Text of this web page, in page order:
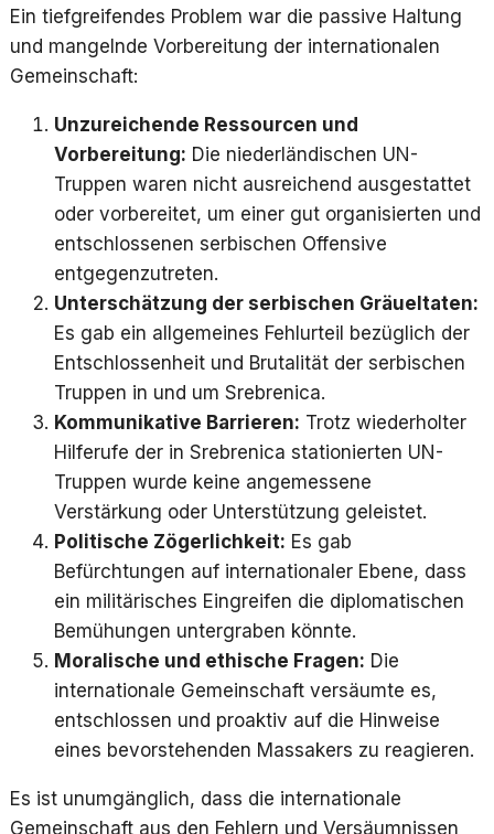
Ein tiefgreifendes Problem war die passive Haltung
und mangelnde Vorbereitung der internationalen
Gemeinschaft:
Unzureichende Ressourcen und
Vorbereitung: Die niederländischen UN-
Truppen waren nicht ausreichend ausgestattet
oder vorbereitet, um einer gut organisierten und
entschlossenen serbischen Offensive
entgegenzutreten.
Unterschätzung der serbischen Gräueltaten:
Es gab ein allgemeines Fehlurteil bezüglich der
Entschlossenheit und Brutalität der serbischen
Truppen in und um Srebrenica.
Kommunikative Barrieren: Trotz wiederholter
Hilferufe der in Srebrenica stationierten UN-
Truppen wurde keine angemessene
Verstärkung oder Unterstützung geleistet.
Politische Zögerlichkeit: Es gab
Befürchtungen auf internationaler Ebene, dass
ein militärisches Eingreifen die diplomatischen
Bemühungen untergraben könnte.
Moralische und ethische Fragen: Die
internationale Gemeinschaft versäumte es,
entschlossen und proaktiv auf die Hinweise
eines bevorstehenden Massakers zu reagieren.
Es ist unumgänglich, dass die internationale
Gemeinschaft aus den Fehlern und Versäumnissen